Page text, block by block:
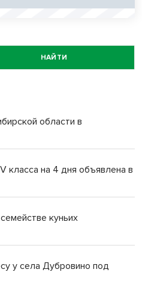
НАЙТИ
области в
класса на 4 дня объявлена в
куньих
у села Дубровино под